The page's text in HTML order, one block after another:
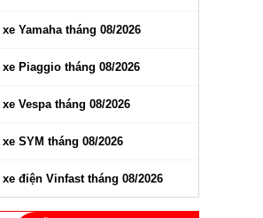
Yamaha tháng 08/2026
xe Piaggio tháng 08/2026
Vespa tháng 08/2026
SYM tháng 08/2026
xe điện Vinfast tháng 08/2026